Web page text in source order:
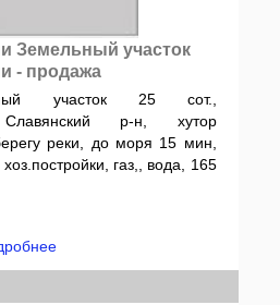
Земельный участок
- продажа
участок 25 сот.,
Славянский р-н, хутор
реки, до моря 15 мин,
газ,, вода, 165